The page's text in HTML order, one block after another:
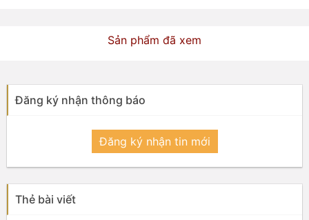
Sản phẩm đã xem
Đăng ký nhận thông báo
Đăng ký nhận tin mới
Thẻ bài viết